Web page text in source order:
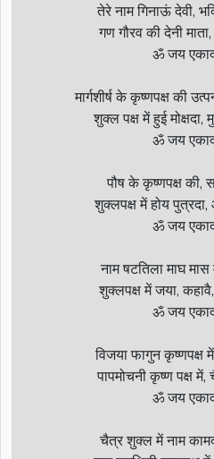
तेरे नाम गिनाऊं देवी,
गण गौरव की देनी
ॐ जय
मार्गशीर्ष के कृष्णपक्ष की
शुक्ल पक्ष में हुई
ॐ जय
पौष के कृष्णपक्ष की,
शुक्लपक्ष में होय
ॐ जय
नाम षटतिला माघ
शुक्लपक्ष में जया,
ॐ जय
विजया फागुन
पापमोचनी कृष्ण पक्ष
ॐ जय
चैत्र शुक्ल में नाम